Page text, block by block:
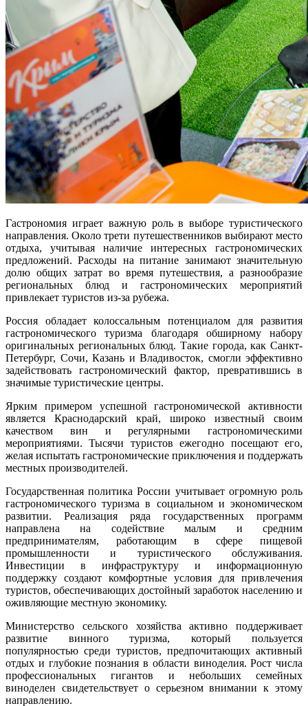
Гастрономия играет важную роль в выборе туристического
направления. Около трети путешественников выбирают место
отдыха, учитывая наличие интересных гастрономических
предложений. Расходы на питание занимают значительную
долю общих затрат во время путешествия, а разнообразие
региональных блюд и гастрономических мероприятий
привлекает туристов из-за рубежа.
Россия обладает колоссальным потенциалом для развития
гастрономического туризма благодаря обширному набору
оригинальных региональных блюд. Такие города, как Санкт-
Петербург, Сочи, Казань и Владивосток, смогли эффективно
задействовать гастрономический фактор, превратившись в
значимые туристические центры.
Ярким примером успешной гастрономической активности
является Краснодарский край, широко известный своим
качеством вин и регулярными гастрономическими
мероприятиями. Тысячи туристов ежегодно посещают его,
желая испытать гастрономические приключения и поддержать
местных производителей.
Государственная политика России учитывает огромную роль
гастрономического туризма в социальном и экономическом
развитии. Реализация ряда государственных программ
направлена на содействие малым и средним
предпринимателям, работающим в сфере пищевой
промышленности и туристического обслуживания.
Инвестиции в инфраструктуру и информационную
поддержку создают комфортные условия для привлечения
туристов, обеспечивающих достойный заработок населению и
оживляющие местную экономику.
Министерство сельского хозяйства активно поддерживает
развитие винного туризма, который пользуется
популярностью среди туристов, предпочитающих активный
отдых и глубокие познания в области виноделия. Рост числа
профессиональных гигантов и небольших семейных
виноделен свидетельствует о серьезном внимании к этому
направлению.